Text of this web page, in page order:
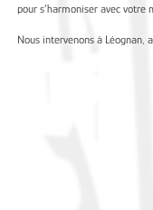
pour s’harmoniser avec votre
Nous intervenons à Léognan,